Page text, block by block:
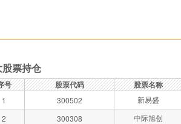
票持仓
号 股票代码 股票名称
1 300502
新易盛
2
300308
中际旭创